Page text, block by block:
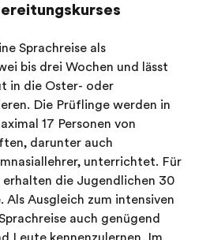
Sprachreise als
bis drei Wochen und lässt
in die Oster- oder
Die Prüflinge werden in
17 Personen von
darunter auch
unterrichtet. Für
die Jugendlichen 30
Als Ausgleich zum intensiven
auch genügend